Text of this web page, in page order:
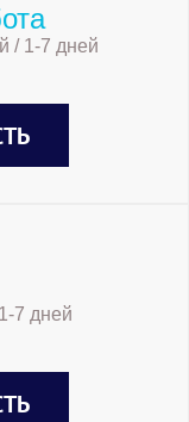
/ 1-7 дней
7 дней